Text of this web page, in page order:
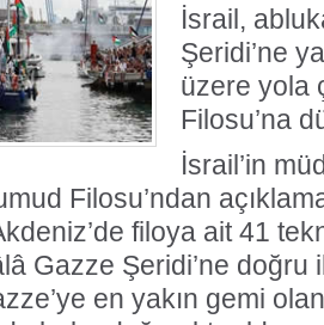
İsrail,
Şeridi’ne
üzere yola
Filosu’na
İsrail’in
Filosu’ndan
filoya ait 41
Gazze Şeridi’ne doğru
en yakın gemi